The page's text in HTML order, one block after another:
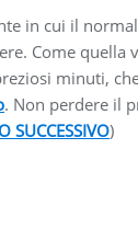
in cui il
Come
minuti,
. Non perdere il
SUCCESSIVO)